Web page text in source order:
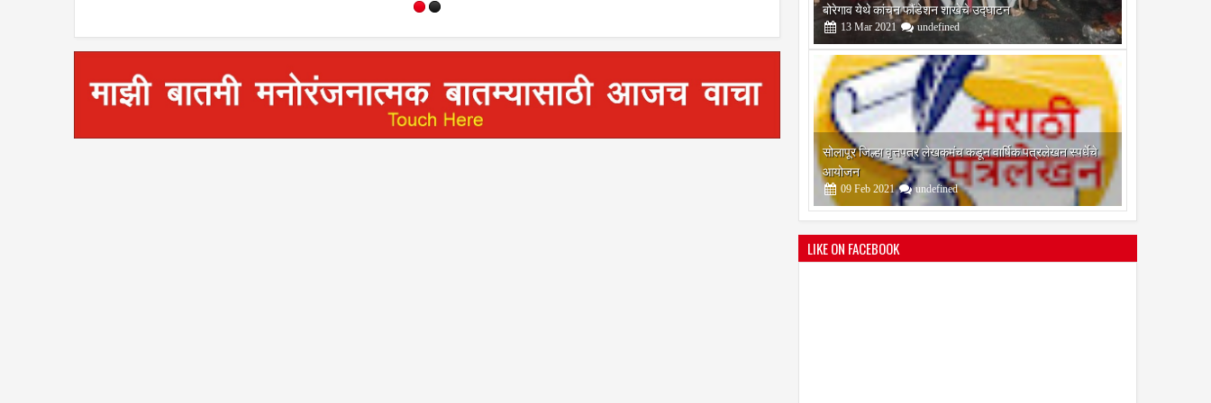
आयोजन
09 Feb 2021 undefined
श्री मल्लिकार्जुन प्रशालेकडून उमाकांत गाढवे यांचा सत्कार
25 Mar 2021 undefined
LIKE ON FACEBOOK